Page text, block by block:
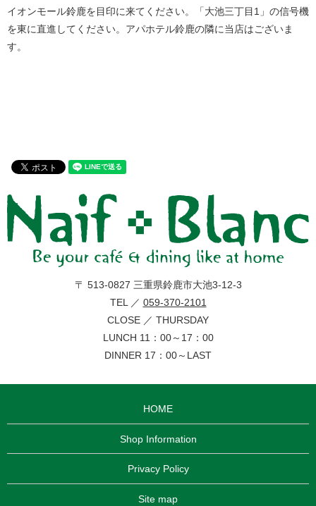
イオンモール鈴鹿を目印に来てください。「大池三丁目1」の信号機
を東に直進してください。アパホテル鈴鹿の隣に当店はございま
す。
〒 513-0827 三重県鈴鹿市大池3-12-3
TEL ／ 059-370-2101
CLOSE ／ THURSDAY
LUNCH 11：00～17：00
DINNER 17：00～LAST
HOME
Shop Information
Privacy Policy
Site map